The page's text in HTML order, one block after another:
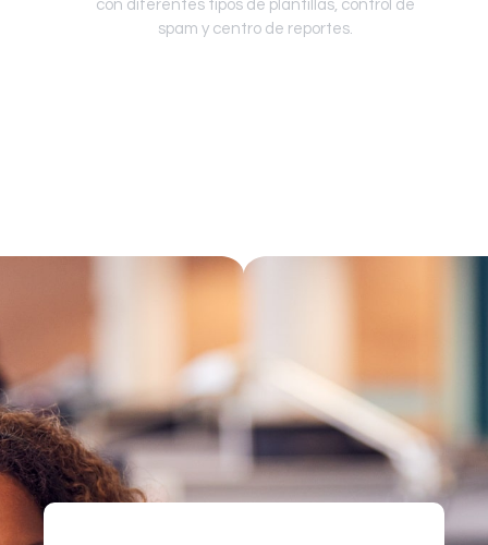
con diferentes tipos de plantillas, control de
spam y centro de reportes.